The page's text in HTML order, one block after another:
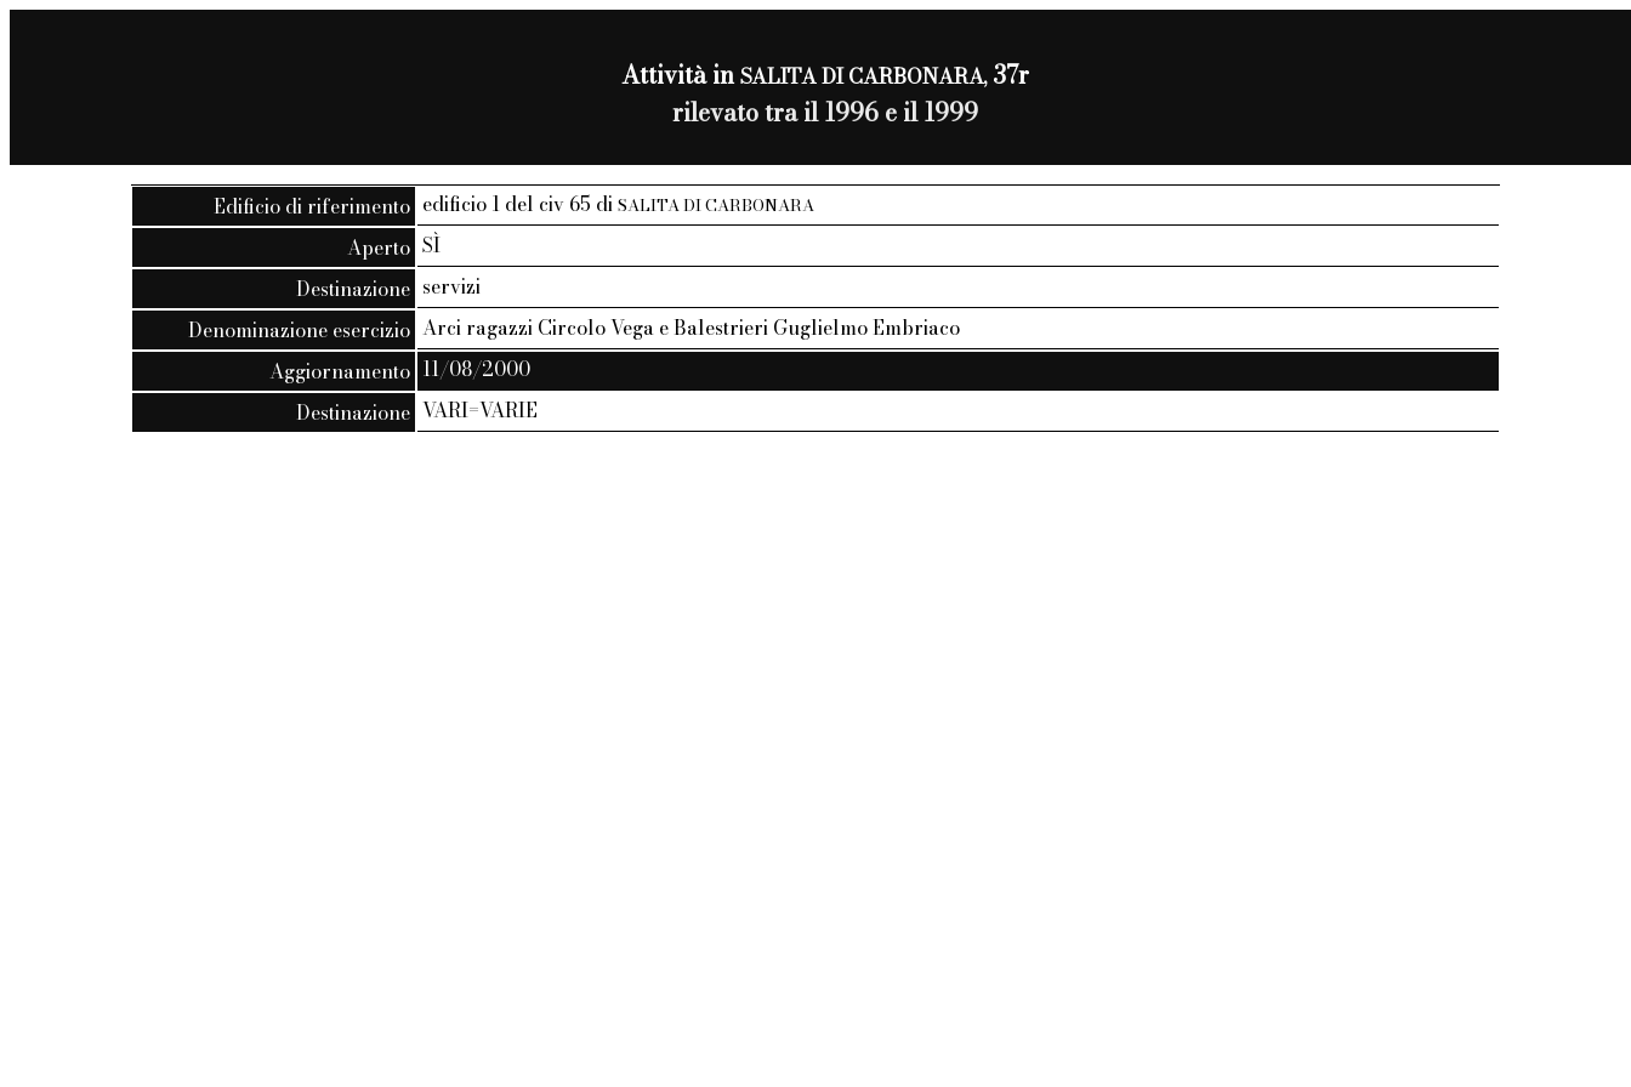
Attività inSALITA DI CARBONARA,37r
rilevato tra il 1996 e il 1999
Edificio di riferimento edificio 1 del civ 65 diSALITA DI CARBONARA
Aperto SÌ
Destinazione servizi
Denominazione esercizio Arci ragazzi Circolo Vega e Balestrieri Guglielmo Embriaco
Aggiornamento 11/08/2000
Destinazione VARI=VARIE